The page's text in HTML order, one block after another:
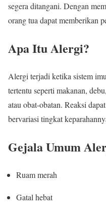
segera ditangani. Dengan
orang tua dapat memberikan
Apa Itu Alergi?
Alergi terjadi ketika sistem
tertentu seperti makanan,
atau obat-obatan. Reaksi
bervariasi tingkat
Gejala Umum
Ruam merah
Gatal hebat